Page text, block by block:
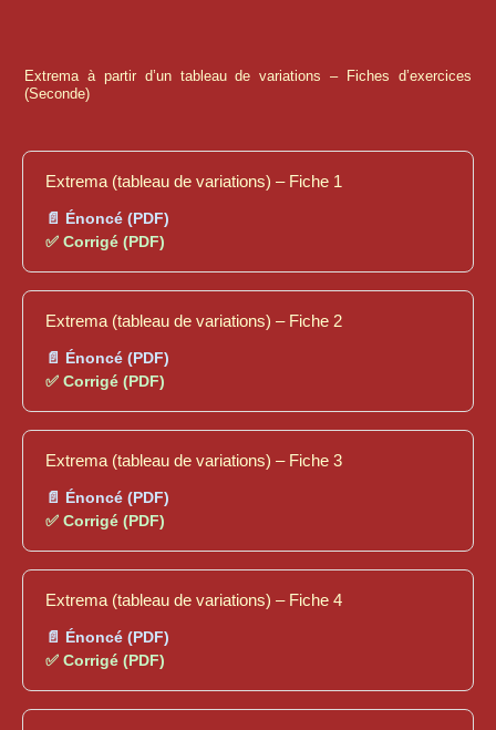
Extrema à partir d’un tableau de variations – Fiches d’exercices
(Seconde)
Extrema (tableau de variations) – Fiche 1
📄 Énoncé (PDF)
✅ Corrigé (PDF)
Extrema (tableau de variations) – Fiche 2
📄 Énoncé (PDF)
✅ Corrigé (PDF)
Extrema (tableau de variations) – Fiche 3
📄 Énoncé (PDF)
✅ Corrigé (PDF)
Extrema (tableau de variations) – Fiche 4
📄 Énoncé (PDF)
✅ Corrigé (PDF)